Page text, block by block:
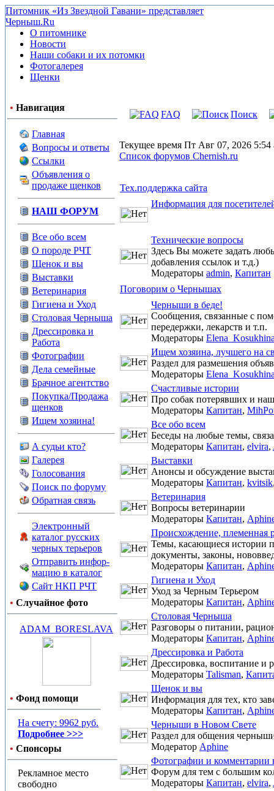
Питомник «Из Звездной Гавани» представляет
Черныш.Ru
О питомнике
Новости
Наши собаки и их потомки
Фотогалерея
Щенки
• Навигация
Главная
Вопросы и ответы
Ссылки
Объявления о
продаже щенков
НАШ ФОРУМ
Все обо всем
О породе РЧТ
Щенок и вы
Выставки
Ветеринария
Гигиена и Уход
Столовая Черныша
Дрессировка и
Работа
Фотографии
Дела семейные
Брачное агентство
Покупка/Продажа
щенков
Ищем хозяина!
А судьи кто?
Галерея
Голосования
Поиск по форуму
Обратная связь
Электронный
каталог русских
черных терьеров
Отправить инфор-
мацию в каталог
Сайт НКП РЧТ
• Случайное фото
ADAM_BORESLAVA
• Фонд помощи
На счету: 9962 руб.
Подробнее >>>
• Спонсоры
Рекламное место
свободно
FAQ Поиск
Текущее время Пт Авг 07, 2026 5:54
Список форумов Chernish.ru
Тех.поддержка сайта
Информация для
Технические вопросы
Здесь Вы можете задать
добавления ссылок и т.д.)
Модераторы admin, Капитан
Поговорим о Чернышах
Черныши в беде!
Сообщения, связанные с
передержки, лекарств и т.п.
Модераторы
Ищем хозяина, лучшего на
Раздел для размешения
Модераторы
Счастливые истории
Про собак потерявших и
Модераторы Капитан,
Все обо всем
Беседы на любые темы,
Модераторы Капитан, elvira,
Выставки
Анонсы и обсуждение
Модераторы Капитан, kvitsik
Ветеринария
Вопросы ветеринарии
Модераторы Капитан,
Происхождение, племенная
Темы, касающиеся истории
документы, законы,
Модераторы Капитан,
Гигиена и Уход
Уход за Черным Терьером
Модераторы Капитан,
Столовая Черныша
Разговоры о питании,
Модераторы Капитан,
Дрессировка и Работа
Дрессировка, воспитание и
Модераторы Talisman,
Щенок и вы
Информация для тех, кто
Модераторы Капитан,
Черныши в Новом Свете
Раздел для общения
Модератор Aphine
Фотографии и комментарии
Форум для тем с большим
Модераторы Капитан, elvira,